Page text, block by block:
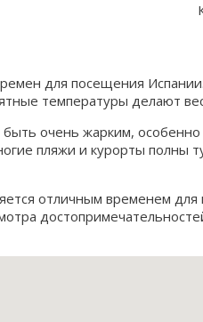
для посещения
температуры делают
очень жарким, особенно
пляжи и курорты
отличным временем для